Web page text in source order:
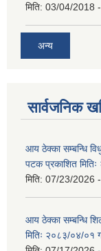
मिति: 03/04/2018
अन्य
सार्वजनिक
आय ठेक्का सम्बन्धि
पटक प्रकाशित
मिति: 07/23/2026
आय ठेक्का सम्बन्धि
मितिः २०८३/०४/०१